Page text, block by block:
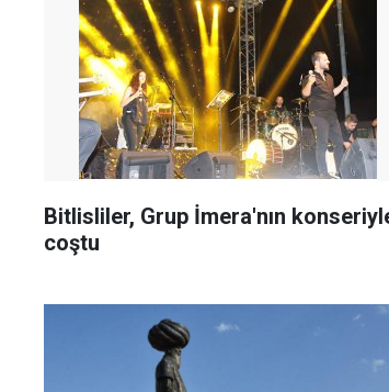
Bitlisliler, Grup İmera'nın
coştu